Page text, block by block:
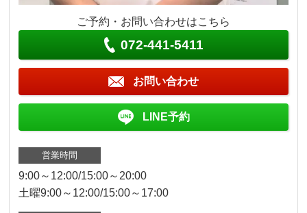
ご予約・お問い合わせはこちら
072-441-5411
お問い合わせ
LINE予約
営業時間
9:00～12:00/15:00～20:00
土曜9:00～12:00/15:00～17:00